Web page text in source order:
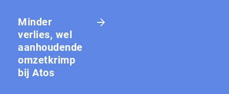
Minder
verlies, wel
aanhoudende
omzetkrimp
bij Atos